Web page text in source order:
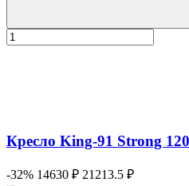
Кресло King-91 Strong
-32% 14630 ₽ 21213.5 ₽